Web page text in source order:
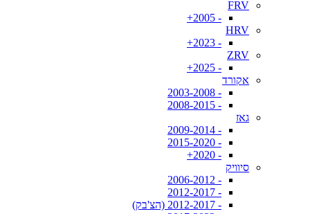
FRV
- 2005+
HRV
- 2023+
ZRV
- 2025+
אקורד
- 2003-2008
- 2008-2015
גאז
- 2009-2014
- 2015-2020
- 2020+
סיוויק
- 2006-2012
- 2012-2017
- 2012-2017 (הצ'בק)